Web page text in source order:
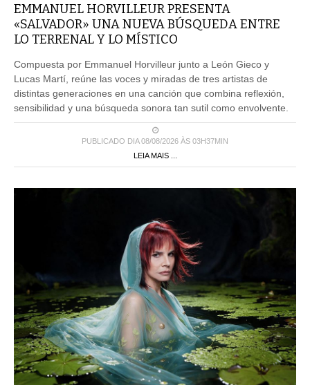
EMMANUEL HORVILLEUR PRESENTA
«SALVADOR» UNA NUEVA BÚSQUEDA ENTRE
LO TERRENAL Y LO MÍSTICO
Compuesta por Emmanuel Horvilleur junto a León Gieco y
Lucas Martí, reúne las voces y miradas de tres artistas de
distintas generaciones en una canción que combina reflexión,
sensibilidad y una búsqueda sonora tan sutil como envolvente.
PUBLICADO DIA 08/08/2026 ÀS 03H37MIN
LEIA MAIS ...